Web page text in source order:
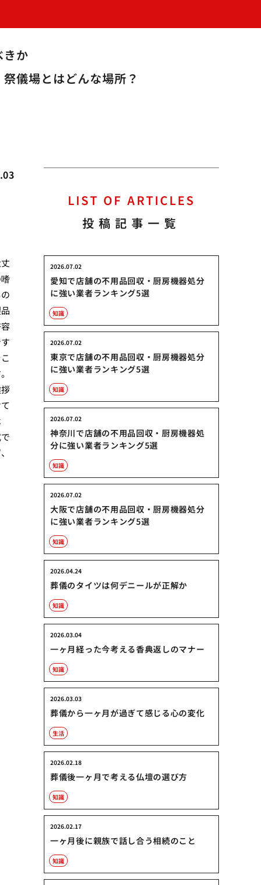
きか
祭儀場とはどんな場所？
LIST OF ARTICLES
投稿記事一覧
愛知で店舗の不用品回収・厨房機器処分
に強い業者ランキング5選
2026.07.02
知識
東京で店舗の不用品回収・厨房機器処分
に強い業者ランキング5選
2026.07.02
知識
神奈川で店舗の不用品回収・厨房機器処
分に強い業者ランキング5選
2026.07.02
知識
大阪で店舗の不用品回収・厨房機器処分
に強い業者ランキング5選
2026.07.02
知識
葬儀のタイツは何デニールが正解か
2026.04.24
知識
一ヶ月経った今考える香典返しのマナー
2026.03.04
知識
葬儀から一ヶ月が過ぎて感じる心の変化
2026.03.03
生活
葬儀後一ヶ月で考える仏壇の選び方
2026.02.18
知識
一ヶ月後に親族で話し合う相続のこと
2026.02.17
知識